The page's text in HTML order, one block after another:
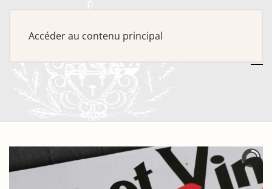
Accéder au contenu principal